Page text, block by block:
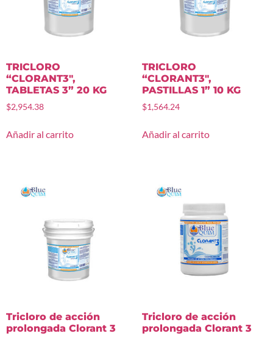
TRICLORO
“CLORANT3″,
TABLETAS 3” 20 KG
$2,954.38
Añadir al carrito
TRICLORO
“CLORANT3″,
PASTILLAS 1” 10 KG
$1,564.24
Añadir al carrito
Tricloro de acción
prolongada Clorant 3
Tricloro de acción
prolongada Clorant 3